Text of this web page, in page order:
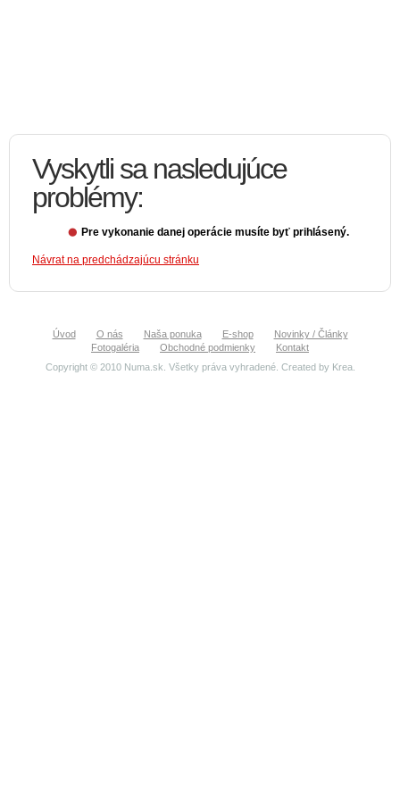
Vyskytli sa nasledujúce
problémy:
Pre vykonanie danej operácie musíte byť prihlásený.
Návrat na predchádzajúcu stránku
Úvod O nás Naša ponuka E-shop
Novinky / Články
Fotogaléria
Obchodné podmienky
Kontakt
Copyright © 2010 Numa.sk. Všetky práva vyhradené. Created by Krea.